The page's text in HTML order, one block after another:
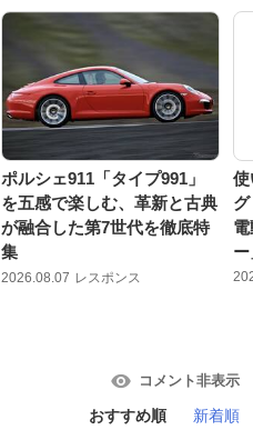
ポルシェ911「タイプ991」
を五感で楽しむ、革新と古典
が融合した第7世代を徹底特
集
2026.08.07 レスポンス
使
コメント非表示
おすすめ順 新着順